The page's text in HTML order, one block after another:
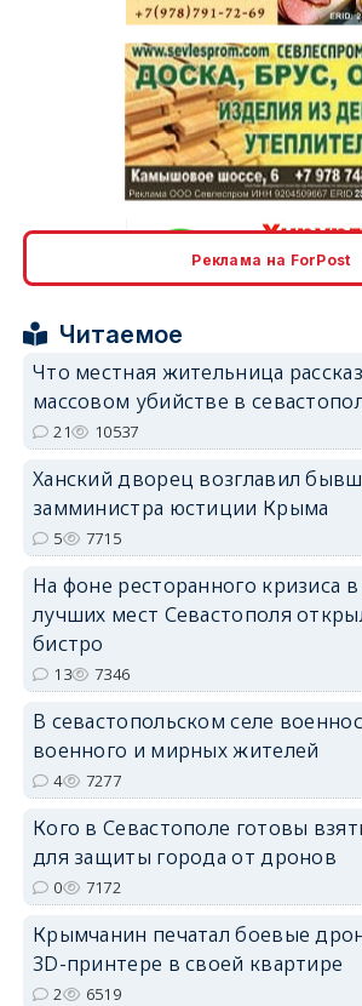
Реклама на ForPost
Читаемое
Что местная жительница
массовом убийстве в
21 10537
Ханский дворец возглавил
замминистра юстиции Крыма
5 7715
На фоне ресторанного кризиса
лучших мест Севастополя
бистро
13 7346
В севастопольском селе
военного и мирных жителей
4 7277
Кого в Севастополе готовы
для защиты города от дронов
0 7172
Крымчанин печатал боевые
3D-принтере в своей квартире
2 6519